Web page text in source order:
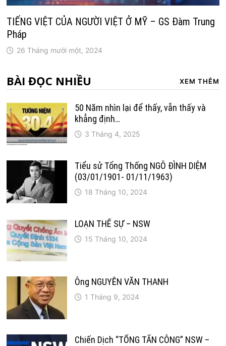
TIẾNG VIỆT CỦA NGƯỜI VIỆT Ở MỸ – GS Đàm Trung
Pháp
26 Tháng mười một, 2024
BÀI ĐỌC NHIỀU XEM THÊM
50 Năm nhìn lại để thấy, vẫn thấy và
khẳng định…
3 Tháng 4, 2025
Tiểu sử Tổng Thống NGÔ ĐÌNH DIỆM
(03/01/1901- 01/11/1963)
18 Tháng 10, 2024
LOẠN THẾ SỰ – NSW
15 Tháng 10, 2024
Ông NGUYỄN VĂN THANH
1 Tháng 9, 2024
Chiến Dịch “TỔNG TẤN CÔNG” NSW –